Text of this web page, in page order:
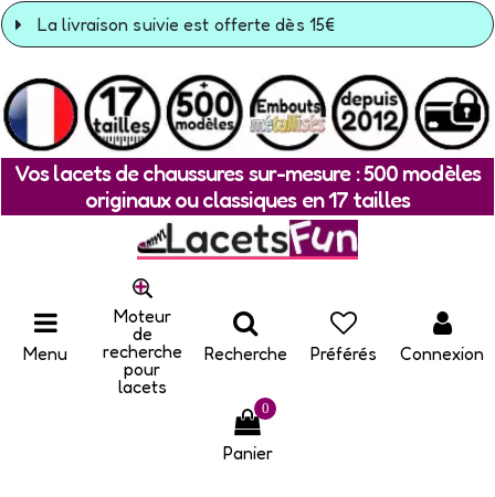
La livraison suivie est offerte dès 15€
Vos lacets de chaussures sur-mesure : 500 modèles
originaux ou classiques en 17 tailles
Menu
Moteur
de
recherche
pour
lacets
Recherche Préférés Connexion
0
Panier